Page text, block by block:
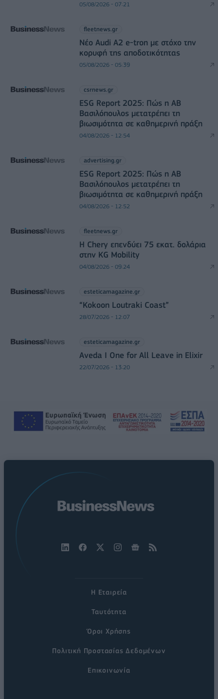
05/08/2026 - 07:21
fleetnews.gr
Νέο Audi A2 e-tron με στόχο την
κορυφή της αποδοτικότητας
05/08/2026 - 05:39
csrnews.gr
ESG Report 2025: Πώς η ΑΒ
Βασιλόπουλος μετατρέπει τη
βιωσιμότητα σε καθημερινή πράξη
04/08/2026 - 12:54
advertising.gr
ESG Report 2025: Πώς η ΑΒ
Βασιλόπουλος μετατρέπει τη
βιωσιμότητα σε καθημερινή πράξη
04/08/2026 - 12:52
fleetnews.gr
Η Chery επενδύει 75 εκατ. δολάρια
στην KG Mobility
04/08/2026 - 09:24
esteticamagazine.gr
“Kokoon Loutraki Coast”
28/07/2026 - 12:07
esteticamagazine.gr
Aveda I One for All Leave in Elixir
22/07/2026 - 13:20
Η Εταιρεία
Ταυτότητα
Όροι Χρήσης
Πολιτική Προστασίας Δεδομένων
Επικοινωνία